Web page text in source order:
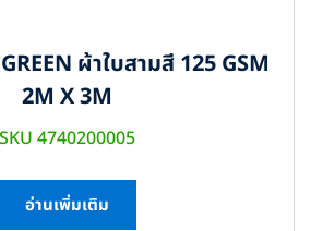
ผ้าใบสามสี 125 GSM
2M X 3M
SKU 4740200005
อ่านเพิ่มเติม